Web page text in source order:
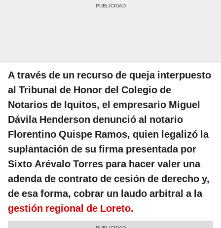
A través de un recurso de queja interpuesto
al Tribunal de Honor del Colegio de
Notarios de Iquitos, el empresario Miguel
Dávila Henderson denunció al notario
Florentino Quispe Ramos, quien legalizó la
suplantación de su firma presentada por
Sixto Arévalo Torres para hacer valer una
adenda de contrato de cesión de derecho y,
de esa forma, cobrar un laudo arbitral a la
gestión regional de Loreto.